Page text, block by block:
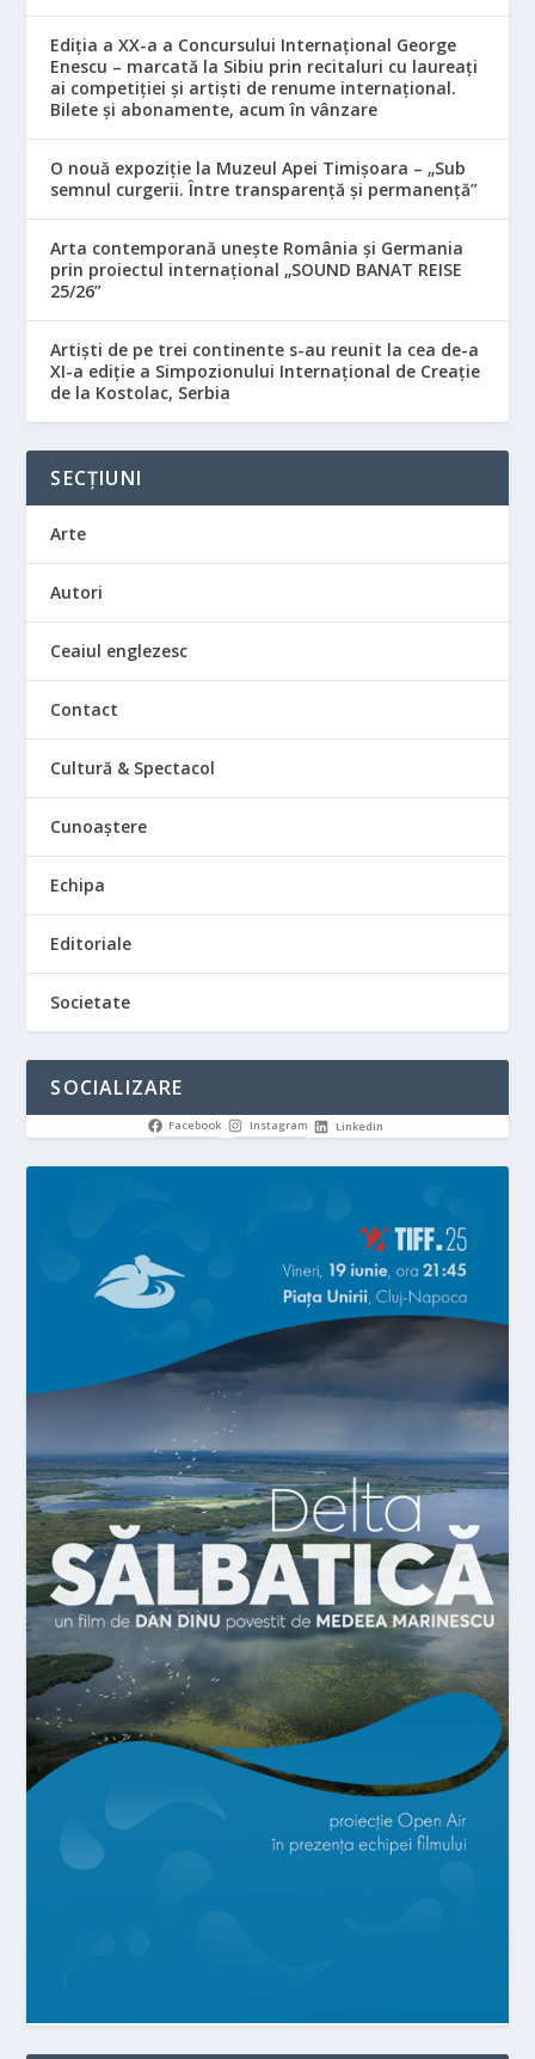
Ediția a XX-a a Concursului Internațional George
Enescu – marcată la Sibiu prin recitaluri cu laureați
ai competiției și artiști de renume internațional.
Bilete și abonamente, acum în vânzare
O nouă expoziție la Muzeul Apei Timișoara – „Sub
semnul curgerii. Între transparență și permanență”
Arta contemporană unește România și Germania
prin proiectul internațional „SOUND BANAT REISE
25/26”
Artiști de pe trei continente s-au reunit la cea de-a
XI-a ediție a Simpozionului Internațional de Creație
de la Kostolac, Serbia
SECȚIUNI
Arte
Autori
Ceaiul englezesc
Contact
Cultură & Spectacol
Cunoaștere
Echipa
Editoriale
Societate
SOCIALIZARE
Facebook Instagram LinkedIn